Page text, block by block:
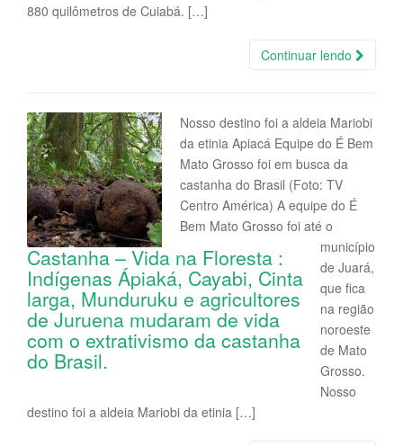
880 quilômetros de Cuiabá. […]
Continuar lendo
Castanha – Vida na Floresta :
Indígenas Ápiaká, Cayabi, Cinta
larga, Munduruku e agricultores
de Juruena mudaram de vida
com o extrativismo da castanha
do Brasil.
Nosso destino foi a aldeia Mariobi
da etinia Apiacá Equipe do É Bem
Mato Grosso foi em busca da
castanha do Brasil (Foto: TV
Centro América) A equipe do É
Bem Mato Grosso foi até o
município
de Juará,
que fica
na região
noroeste
de Mato
Grosso.
Nosso
destino foi a aldeia Mariobi da etinia […]